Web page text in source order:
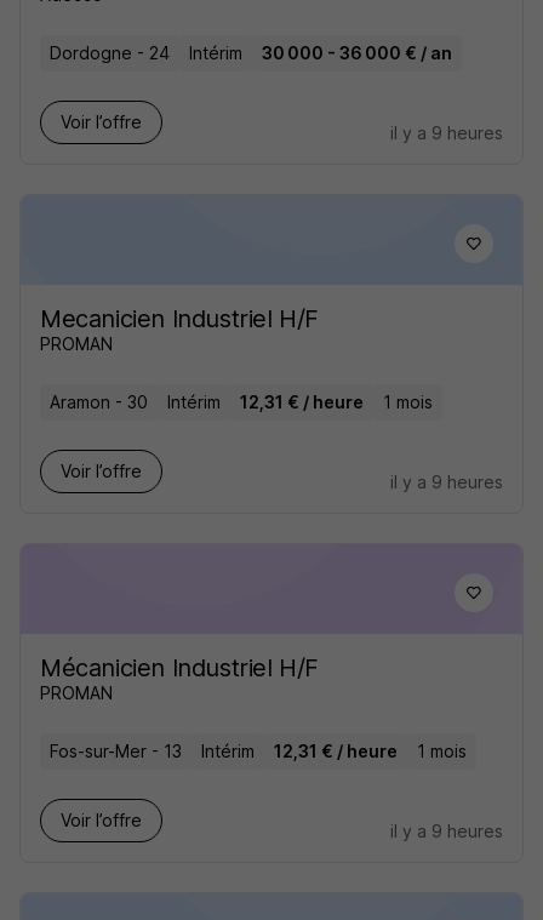
Dordogne - 24 Intérim 30 000 - 36 000 € / an
Voir l’offre
il y a 9 heures
Mecanicien Industriel H/F
PROMAN
Aramon - 30 Intérim 12,31 € / heure 1 mois
Voir l’offre
il y a 9 heures
Mécanicien Industriel H/F
PROMAN
Fos-sur-Mer - 13 Intérim 12,31 € / heure 1 mois
Voir l’offre
il y a 9 heures